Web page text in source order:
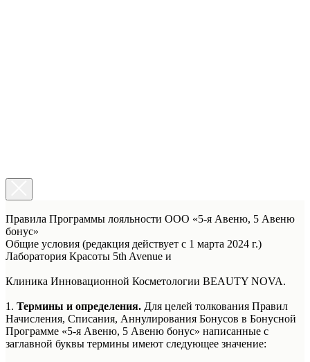
Правила Программы лояльности ООО «5-я Авеню, 5 Авеню
бонус»
Общие условия (редакция действует с 1 марта 2024 г.)
Лаборатория Красоты 5th Avenue и
Клиника Инновационной Косметологии BEAUTY NOVA.
1. Термины и определения. Для целей толкования Правил
Начисления, Списания, Аннулирования Бонусов в Бонусной
Программе «5-я Авеню, 5 Авеню бонус» написанные с
заглавной буквы термины имеют следующее значение: